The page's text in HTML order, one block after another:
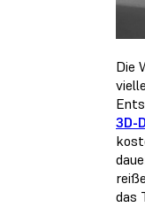
Die
3D-
das